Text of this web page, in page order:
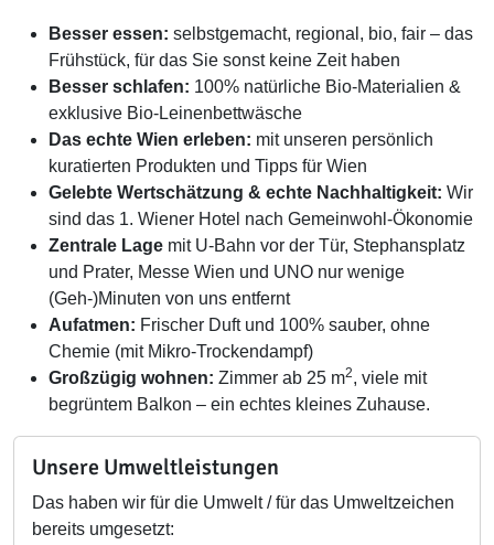
Besser essen: selbstgemacht, regional, bio, fair – das
Frühstück, für das Sie sonst keine Zeit haben
Besser schlafen: 100% natürliche Bio-Materialien &
exklusive Bio-Leinenbettwäsche
Das echte Wien erleben: mit unseren persönlich
kuratierten Produkten und Tipps für Wien
Gelebte Wertschätzung & echte Nachhaltigkeit: Wir
sind das 1. Wiener Hotel nach Gemeinwohl-Ökonomie
Zentrale Lage mit U-Bahn vor der Tür, Stephansplatz
und Prater, Messe Wien und UNO nur wenige
(Geh-)Minuten von uns entfernt
Aufatmen: Frischer Duft und 100% sauber, ohne
Chemie (mit Mikro-Trockendampf)
Großzügig wohnen: Zimmer ab 25 m2, viele mit
begrüntem Balkon – ein echtes kleines Zuhause.
Unsere Umweltleistungen
Das haben wir für die Umwelt / für das Umweltzeichen
bereits umgesetzt: